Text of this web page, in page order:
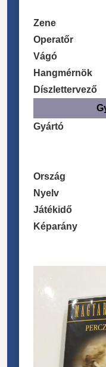
Zene
Operatőr
Vágó
Hangmérnök
Díszlettervező
Gyártó
Ország
Nyelv
Játékidő
Képarány